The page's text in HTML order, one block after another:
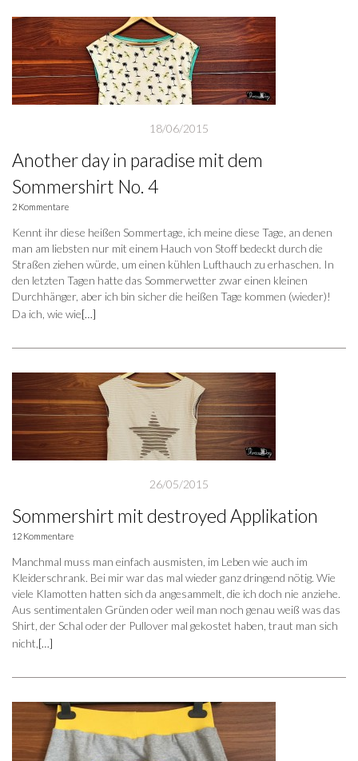
18/06/2015
Another day in paradise mit dem
Sommershirt No. 4
2 Kommentare
Kennt ihr diese heißen Sommertage, ich meine diese Tage, an denen
man am liebsten nur mit einem Hauch von Stoff bedeckt durch die
Straßen ziehen würde, um einen kühlen Lufthauch zu erhaschen. In
den letzten Tagen hatte das Sommerwetter zwar einen kleinen
Durchhänger, aber ich bin sicher die heißen Tage kommen (wieder)!
Da ich, wie wie[…]
26/05/2015
Sommershirt mit destroyed Applikation
12 Kommentare
Manchmal muss man einfach ausmisten, im Leben wie auch im
Kleiderschrank. Bei mir war das mal wieder ganz dringend nötig. Wie
viele Klamotten hatten sich da angesammelt, die ich doch nie anziehe.
Aus sentimentalen Gründen oder weil man noch genau weiß was das
Shirt, der Schal oder der Pullover mal gekostet haben, traut man sich
nicht, […]